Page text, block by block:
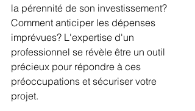
la pérennité de son investissement?
Comment anticiper les dépenses
imprévues? L'expertise d'un
professionnel se révèle être un outil
précieux pour répondre à ces
préoccupations et sécuriser votre
projet.